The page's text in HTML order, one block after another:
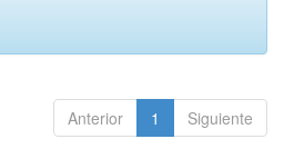
Anterior 1 Siguiente